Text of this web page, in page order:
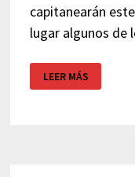
capitanearán
lugar algunos
DEPORTES
URBANOS
EN
LEER MÁS